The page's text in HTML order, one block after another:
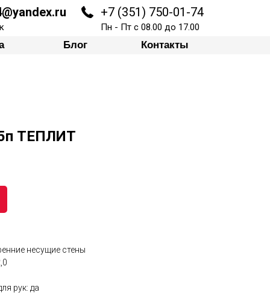
Пн - Пт с 08.00 до 17.00
+7 (351) 750-01-74
Блог Контакты
Контакты
ТЕПЛИТ
несущие стены
рук: да